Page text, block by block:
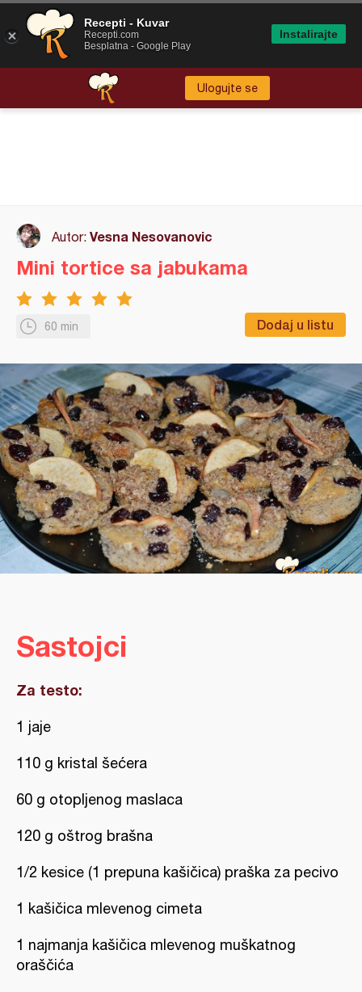
Ulogujte se
Autor: Vesna Nesovanovic
60 min Dodaj u listu
Mini tortice sa jabukama
Sastojci
Za testo:
1 jaje
110 g kristal šećera
60 g otopljenog maslaca
120 g oštrog brašna
1/2 kesice (1 prepuna kašičica) praška za pecivo
1 kašičica mlevenog cimeta
1 najmanja kašičica mlevenog muškatnog
oraščića
Recepti - Kuvar
Recepti.com
Besplatna - Google Play
Instalirajte